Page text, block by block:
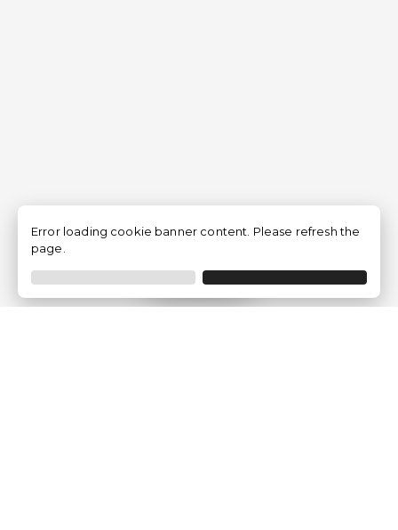
Filtrer
Error loading cookie banner content. Please refresh the
page.